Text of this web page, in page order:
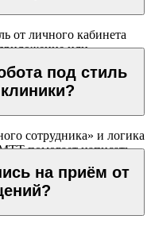
от личного кабинета
или
готов принимать и
под стиль
сотрудника» и логика
помогает написать
на приём от